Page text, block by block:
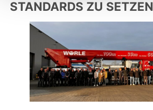
STANDARDS ZU SETZEN